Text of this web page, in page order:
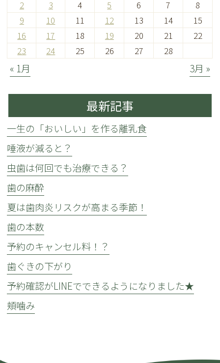
2 3 4 5 6 7
8
9
10 11 12 13 14
15
16
17 18 19 20 21
22
23
24 25 26 27 28
« 1月 3月 »
最新記事
一生の「おいしい」を作る離乳食
唾液が減ると？
虫歯は何回でも治療できる？
歯の麻酔
夏は歯肉炎リスクが高まる季節！
歯の本数
予約のキャンセル料！？
歯ぐきの下がり
予約確認がLINEでできるようになりました★
頬噛み